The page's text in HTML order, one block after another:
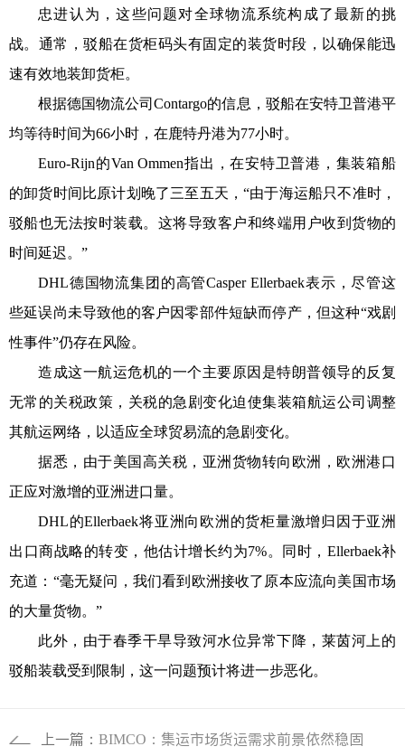
忠进认为，这些问题对全球物流系统构成了最新的挑
战。通常，驳船在货柜码头有固定的装货时段，以确保能迅
速有效地装卸货柜。
根据德国物流公司Contargo的信息，驳船在安特卫普港平
均等待时间为66小时，在鹿特丹港为77小时。
Euro-Rijn的Van Ommen指出，在安特卫普港，集装箱船
的卸货时间比原计划晚了三至五天，“由于海运船只不准时，
驳船也无法按时装载。这将导致客户和终端用户收到货物的
时间延迟。”
DHL德国物流集团的高管Casper Ellerbaek表示，尽管这
些延误尚未导致他的客户因零部件短缺而停产，但这种“戏剧
性事件”仍存在风险。
造成这一航运危机的一个主要原因是特朗普领导的反复
无常的关税政策，关税的急剧变化迫使集装箱航运公司调整
其航运网络，以适应全球贸易流的急剧变化。
据悉，由于美国高关税，亚洲货物转向欧洲，欧洲港口
正应对激增的亚洲进口量。
DHL的Ellerbaek将亚洲向欧洲的货柜量激增归因于亚洲
出口商战略的转变，他估计增长约为7%。同时，Ellerbaek补
充道：“毫无疑问，我们看到欧洲接收了原本应流向美国市场
的大量货物。”
此外，由于春季干旱导致河水位异常下降，莱茵河上的
驳船装载受到限制，这一问题预计将进一步恶化。
上一篇： BIMCO：集运市场货运需求前景依然稳固